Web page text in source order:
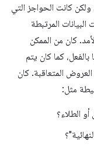
ولكن كانت الحواجز التي
المرتبطة
كان من الممكن
كما كان يتم
المتعاقبة. كان
مثل:
الطلاء؟